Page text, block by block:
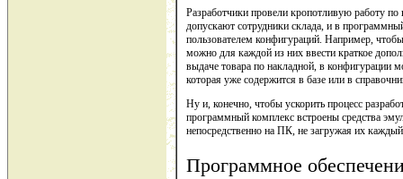
Разработчики провели кропотливую работу
допускают сотрудники склада, и в
пользователем конфигураций. Например,
можно для каждой из них ввести краткое
выдаче товара по накладной, в конфигурации
которая уже содержится в базе или в
Ну и, конечно, чтобы ускорить процесс
программный комплекс встроены средства
непосредственно на ПК, не загружая их
Программное